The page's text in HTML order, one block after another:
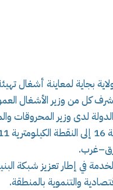
ولاية بجاية لمعاينة
كل من وزير الأشغال
لدى وزير المحروقات
في إطار تعزيز شبكة
والتنموية بالمنطقة.